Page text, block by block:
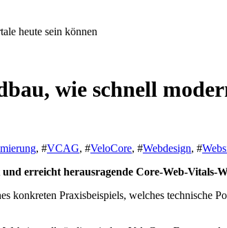
heute sein können
wie schnell
, #VCAG, #VeloCore, #Webdesign, #
erreicht herausragende Core-Web-
Praxisbeispiels, welches technische